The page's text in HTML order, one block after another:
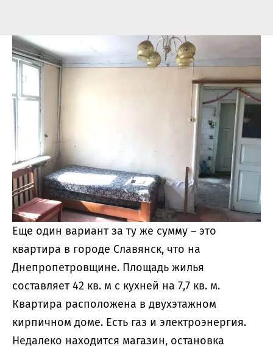
Еще один вариант за ту же сумму – это
квартира в городе Славянск, что на
Днепропетровщине. Площадь жилья
составляет 42 кв. м с кухней на 7,7 кв. м.
Квартира расположена в двухэтажном
кирпичном доме. Есть газ и электроэнергия.
Недалеко находится магазин, остановка